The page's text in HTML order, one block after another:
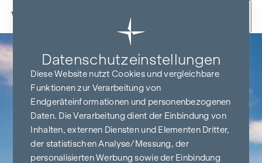
Zum Inhalt springen
Datenschutz­einstellungen
Diese Website nutzt Cookies und vergleichbare
Funktionen zur Verarbeitung von
Endgeräteinformationen und personenbezogenen
Daten. Die Verarbeitung dient der Einbindung von
Inhalten, externen Diensten und Elementen Dritter,
der statistischen Analyse/Messung, der
personalisierten Werbung sowie der Einbindung